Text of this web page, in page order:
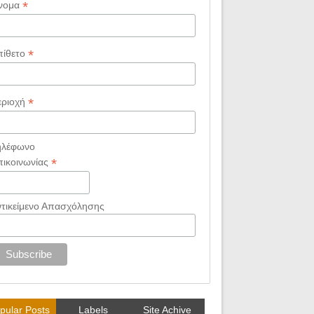
*
*
*
*
Απασχόλησης
Posts Labels Site Achive